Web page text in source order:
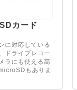
カード
に対応している
ドライブレコー
ラにも使える高
もありま